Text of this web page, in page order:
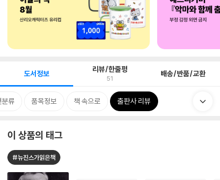
도서정보 리뷰/한줄평
51 배송/반품/교환
분류 품목정보 책 속으로 출판사 리뷰
이 상품의 태그
#뉴진스가읽은책